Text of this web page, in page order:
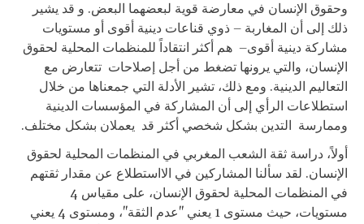
وحقوق الإنسان في معارضة قوية لبعضهما البعض. و قد يشير
ذلك إلى أن المغاربة – ذوي قناعات دينية أقوى أو مستويات
مشاركة دينية أقوى– هم أكثر انتقاداً للمنظمات المحلية لحقوق
الإنسان، والتي يرونها تضغط من أجل إصلاحات تتعارض مع
التعاليم الدينية. ومع ذلك، تشير الأدلة التي جمعناها من خلال
استطلاعات الرأي إلى أن المشاركة في المؤسسات الدينية
وممارسة التدين بشكل شخصي أكثر قد يعملان بشكل مختلف.
أولاً، دراسة ثقة الشعب المغربي في المنظمات المحلية لحقوق
الإنسان. لقد سألنا المشاركين في الااستطلاع عن مقدار ثقتهم
في المنظمات المحلية لحقوق الإنسان، على مقياس 4
مستويات، حيث مستوى 1 يعني "عدم الثقة"، ومستوى 4 يعني